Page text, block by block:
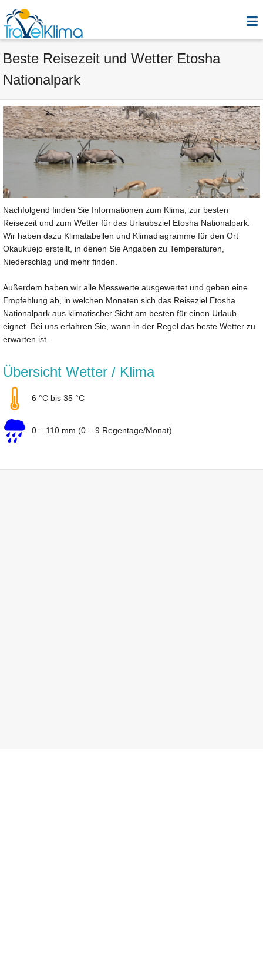
Beste Reisezeit und Wetter Etosha
Nationalpark
Nachfolgend finden Sie Informationen zum Klima, zur besten
Reisezeit und zum Wetter für das Urlaubsziel Etosha Nationalpark.
Wir haben dazu Klimatabellen und Klimadiagramme für den Ort
Okaukuejo erstellt, in denen Sie Angaben zu Temperaturen,
Niederschlag und mehr finden.
Außerdem haben wir alle Messwerte ausgewertet und geben eine
Empfehlung ab, in welchen Monaten sich das Reiseziel Etosha
Nationalpark aus klimatischer Sicht am besten für einen Urlaub
eignet. Bei uns erfahren Sie, wann in der Regel das beste Wetter zu
erwarten ist.
Übersicht Wetter / Klima
6 °C bis 35 °C
0 – 110 mm (0 – 9 Regentage/Monat)